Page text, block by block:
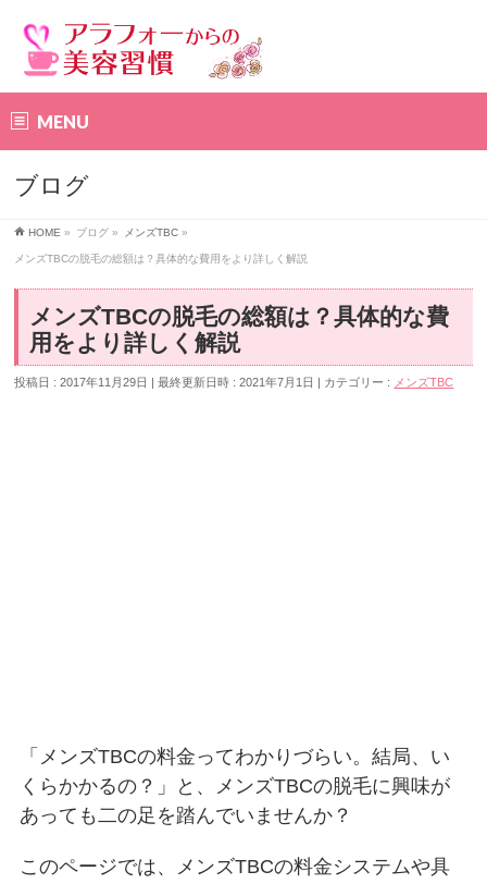
MENU
ブログ
HOME » ブログ » メンズTBC »
メンズTBCの脱毛の総額は？具体的な費用をより詳しく解説
メンズTBCの脱毛の総額は？具体的な費
用をより詳しく解説
投稿日 : 2017年11月29日 最終更新日時 : 2021年7月1日 カテゴリー : メンズTBC
「メンズTBCの料金ってわかりづらい。結局、い
くらかかるの？」と、メンズTBCの脱毛に興味が
あっても二の足を踏んでいませんか？
このページでは、メンズTBCの料金システムや具